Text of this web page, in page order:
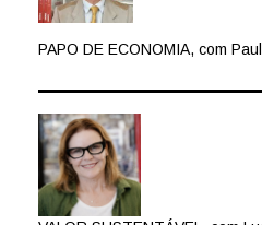
PAPO DE ECONOMIA, com